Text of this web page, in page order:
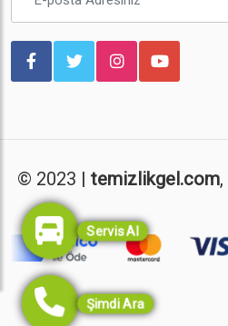
© 2023 | temizlikgel.com
Servis Al
Şimdi Ara